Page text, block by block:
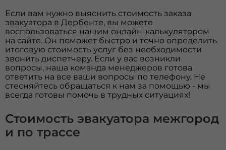
Если вам нужно выяснить стоимость заказа
эвакуатора в Дербенте, вы можете
воспользоваться нашим онлайн-калькулятором
на сайте. Он поможет быстро и точно определить
итоговую стоимость услуг без необходимости
звонить диспетчеру. Если у вас возникли
вопросы, наша команда менеджеров готова
ответить на все ваши вопросы по телефону. Не
стесняйтесь обращаться к нам за помощью - мы
всегда готовы помочь в трудных ситуациях!
Стоимость эвакуатора межгород
и по трассе